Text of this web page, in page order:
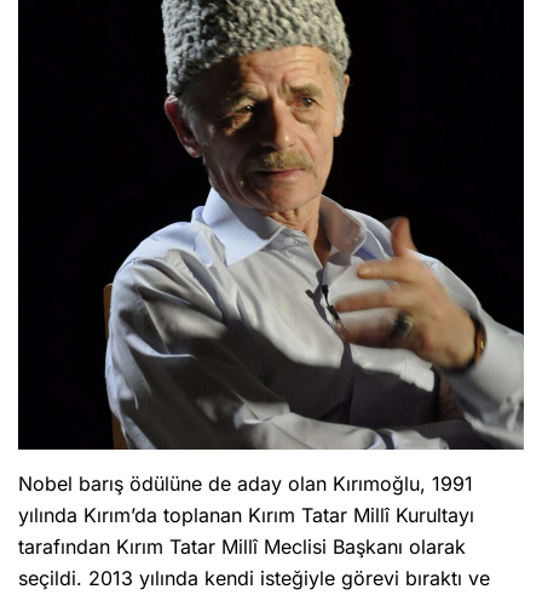
Nobel barış ödülüne de aday olan Kırımoğlu, 1991
yılında Kırım’da toplanan Kırım Tatar Millî Kurultayı
tarafından Kırım Tatar Millî Meclisi Başkanı olarak
seçildi. 2013 yılında kendi isteğiyle görevi bıraktı ve